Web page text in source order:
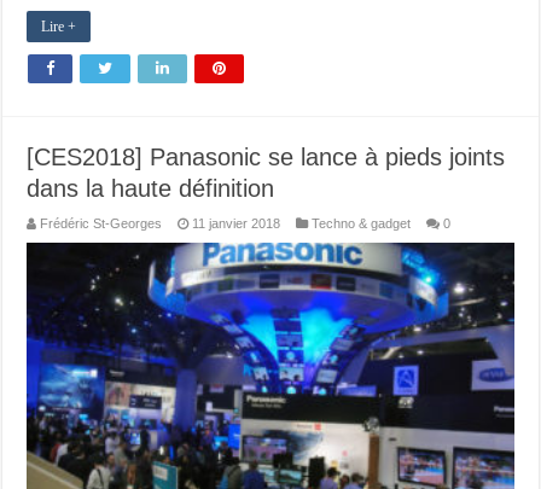
Lire +
[CES2018] Panasonic se lance à pieds joints
dans la haute définition
Frédéric St-Georges 11 janvier 2018 Techno & gadget 0